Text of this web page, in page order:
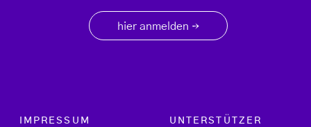
hier anmelden →
Footer menu
IMPRESSUM
UNTERSTÜTZER